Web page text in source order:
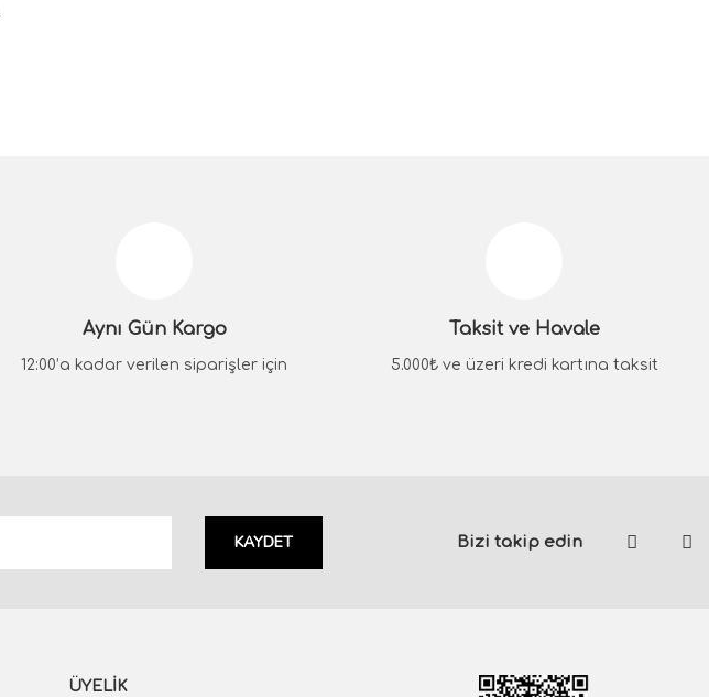
Aynı Gün Kargo
12:00’a kadar verilen siparişler için
Taksit ve Havale
5.000₺ ve üzeri kredi kartına taksit
KAYDET Bizi takip edin
ÜYELİK